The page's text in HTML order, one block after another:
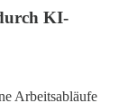
KI-
Arbeitsabläufe